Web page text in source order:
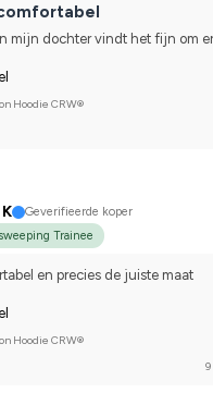
mijn dochter vindt het fijn om
Hoodie CRW®
Geverifieerde koper
Trainee
en precies de juiste maat
Hoodie CRW®